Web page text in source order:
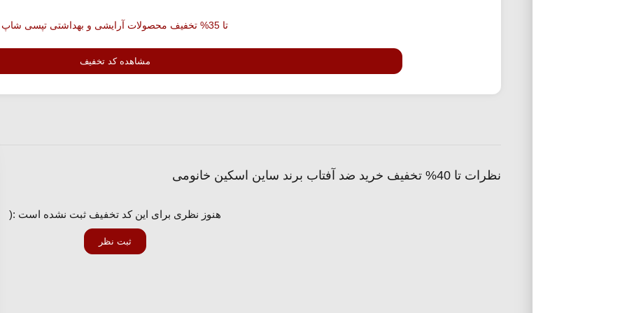
تا 35% تخفیف محصولات آرایشی و بهداشتی تپسی شاپ
مشاهده کد تخفیف
نظرات تا 40% تخفیف خرید ضد آفتاب برند ساین اسکین خانومی
هنوز نظری برای این کد تخفیف ثبت نشده است :(
ثبت نظر